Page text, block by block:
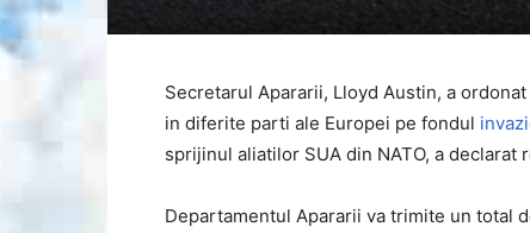
Secretarul Apararii, Lloyd Austin, a
in diferite parti ale Europei pe fondul
sprijinul aliatilor SUA din NATO, a declarat
Departamentul Apararii va trimite un total